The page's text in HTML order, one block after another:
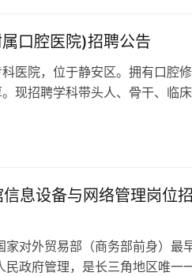
口腔医院)招聘公告
医院，位于静安区。拥有口腔修
现招聘学科带头人、骨干、临
息设备与网络管理岗位
家对外贸易部（商务部前身）最
政府管理，是长三角地区唯一